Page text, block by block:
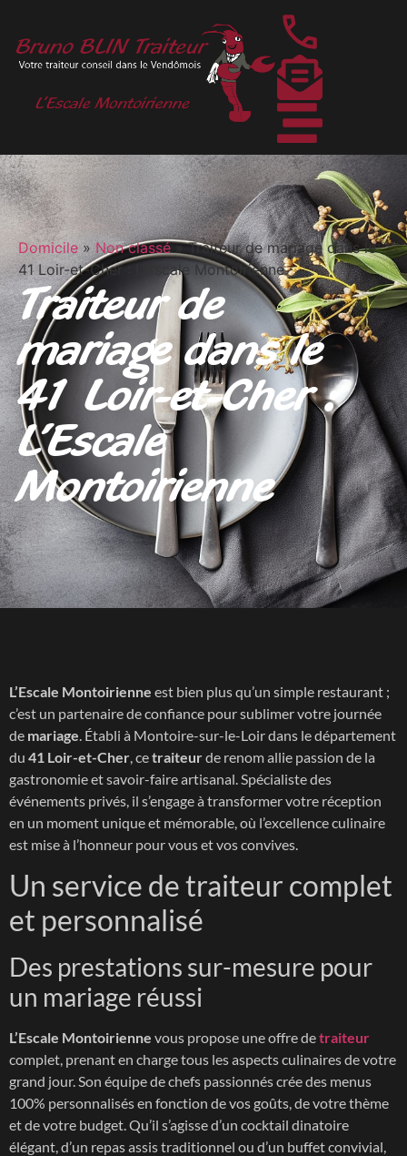
Domicile » Non classé »Traiteur de mariage dans le
41 Loir-et-Cher : L’Escale Montoirienne
Traiteur de
mariage dans le
41 Loir-et-Cher :
L’Escale
Montoirienne
L’Escale Montoirienne est bien plus qu’un simple restaurant ;
c’est un partenaire de confiance pour sublimer votre journée
de mariage. Établi à Montoire-sur-le-Loir dans le département
du 41 Loir-et-Cher, cetraiteurde renom allie passion de la
gastronomie et savoir-faire artisanal. Spécialiste des
événements privés, il s’engage à transformer votre réception
en un moment unique et mémorable, où l’excellence culinaire
est mise à l’honneur pour vous et vos convives.
Un service de traiteur complet
et personnalisé
Des prestations sur-mesure pour
un mariage réussi
L’Escale Montoirienne vous propose une offre detraiteur
complet, prenant en charge tous les aspects culinaires de votre
grand jour. Son équipe de chefs passionnés crée des menus
100% personnalisés en fonction de vos goûts, de votre thème
et de votre budget. Qu’il s’agisse d’un cocktail dinatoire
élégant, d’un repas assis traditionnel ou d’un buffet convivial,